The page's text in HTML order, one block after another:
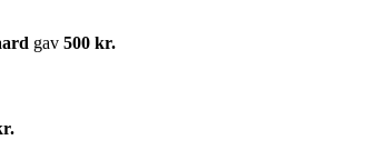
gav 500 kr.